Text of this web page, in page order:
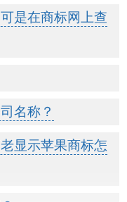
是在商标网上查
名称？
显示苹果商标怎